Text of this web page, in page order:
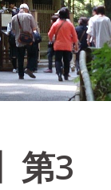
第3